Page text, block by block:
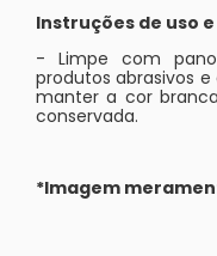
Instruções de uso
- Limpe com
produtos abrasivos
manter a cor
conservada.
*Imagem